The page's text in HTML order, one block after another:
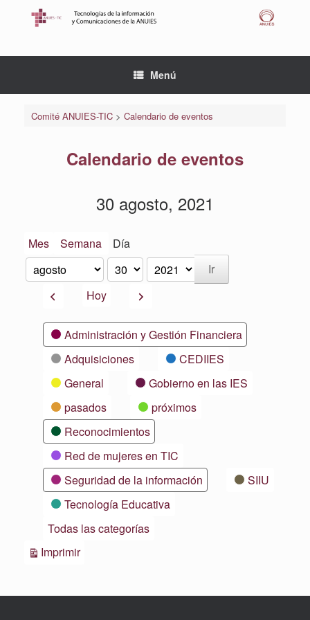
Menú
Comité ANUIES-TIC> Calendario de eventos
Calendario de eventos
30 agosto, 2021
Mes Semana Día
Mes
Día
Año
AnteriorHoy Siguiente
CategoríasAdministración y Gestión Financiera
Adquisiciones
CEDIIES
General
Gobierno en las IES
pasados
próximos
Reconocimientos
Red de mujeres en TIC
Seguridad de la información
SIIU
Tecnología Educativa
Todas las categorías
ImprimirVistas